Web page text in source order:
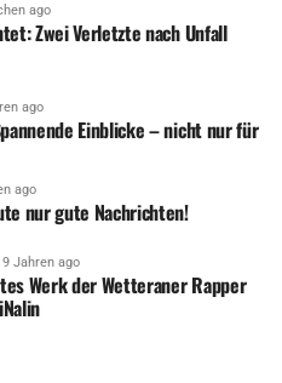
ago
Zwei Verletzte nach Unfall
ago
Einblicke – nicht nur für
ago
nur gute Nachrichten!
9 Jahren ago
Werk der Wetteraner Rapper